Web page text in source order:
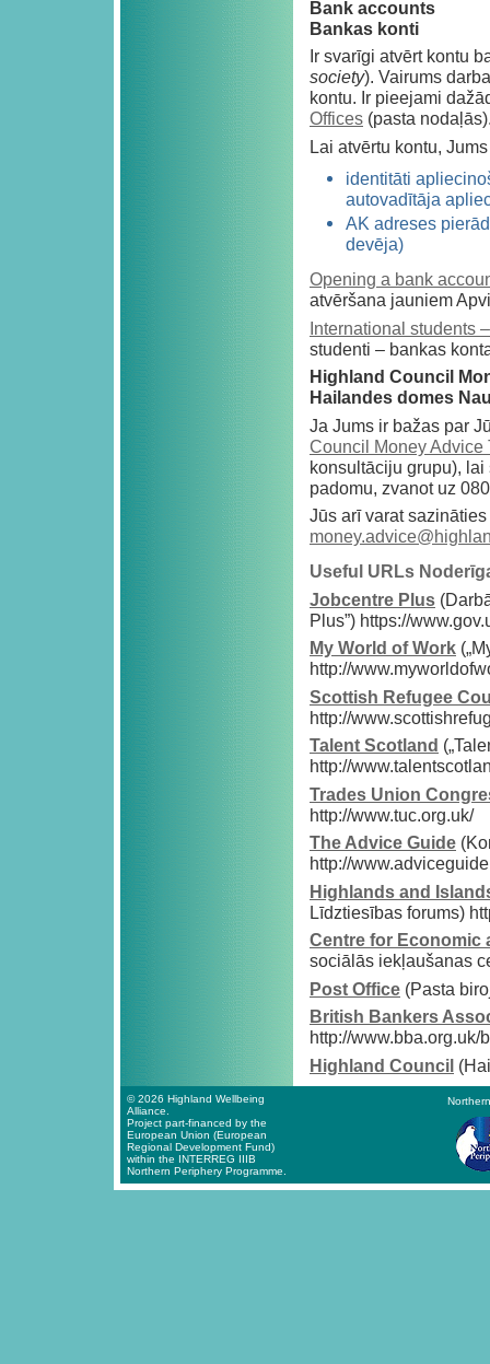
Bank accounts
Bankas konti
Ir svarīgi atvērt kontu
society). Vairums
kontu. Ir pieejami
Offices (pasta
Lai atvērtu kontu,
identitāti
autovadītāja
AK adreses
devēja)
Opening a bank
atvēršana jauniem
International students
studenti – bankas
Highland Council
Hailandes domes
Ja Jums ir bažas par
Council Money Advice
konsultāciju grupu),
padomu, zvanot uz
Jūs arī varat
Useful URLs
Jobcentre Plus
Plus”) https://
My World of Work
http://
Scottish Refugee
http://
Talent Scotland
http://
Trades Union
http://www.tuc.org.uk/
The Advice Guide
http://
Highlands and
Līdztiesības forums)
Centre for Economic
sociālās iekļaušanas
Post Office (Pasta
British Bankers
http://
Highland Council
© 2026 Highland Wellbeing
Alliance.
Project part-financed by the
European Union (European
Regional Development Fund)
within the INTERREG IIIB
Northern Periphery Programme.